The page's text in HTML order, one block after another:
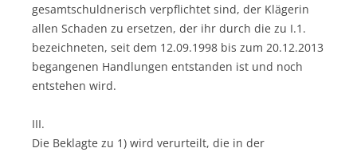
gesamtschuldnerisch verpflichtet sind, der Klägerin
allen Schaden zu ersetzen, der ihr durch die zu I.1.
bezeichneten, seit dem 12.09.1998 bis zum 20.12.2013
begangenen Handlungen entstanden ist und noch
entstehen wird.
III.
Die Beklagte zu 1) wird verurteilt, die in der